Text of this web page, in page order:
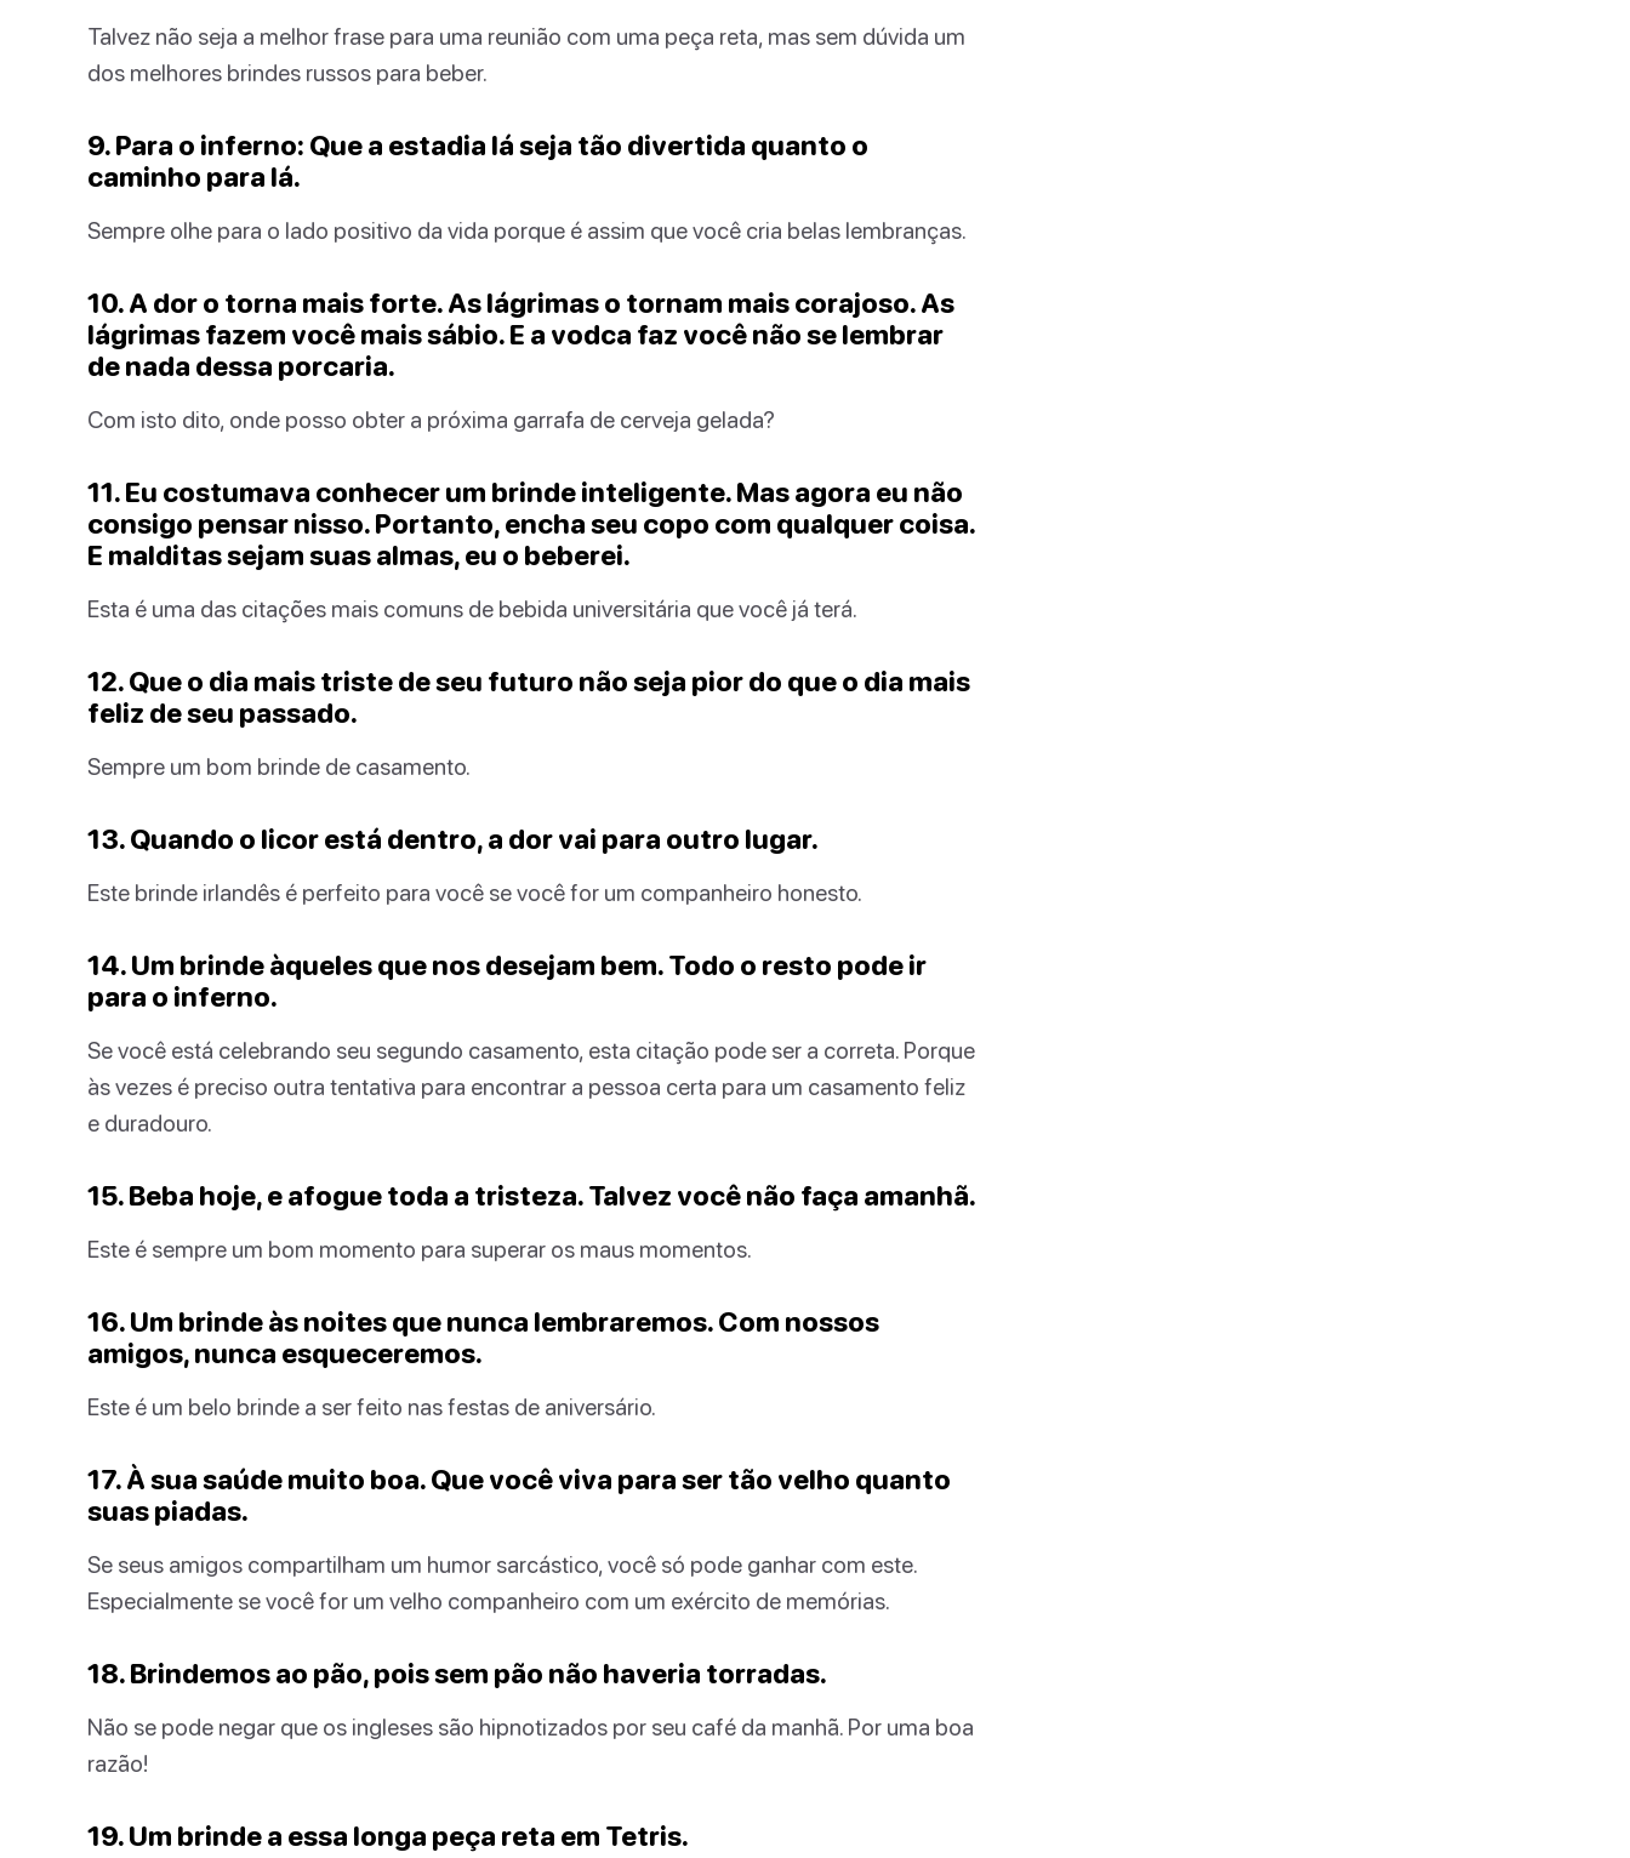
Talvez não seja a melhor frase para uma reunião com uma peça reta, mas sem dúvida um
dos melhores brindes russos para beber.
9. Para o inferno: Que a estadia lá seja tão divertida quanto o
caminho para lá.
Sempre olhe para o lado positivo da vida porque é assim que você cria belas lembranças.
10. A dor o torna mais forte. As lágrimas o tornam mais corajoso. As
lágrimas fazem você mais sábio. E a vodca faz você não se lembrar
de nada dessa porcaria.
Com isto dito, onde posso obter a próxima garrafa de cerveja gelada?
11. Eu costumava conhecer um brinde inteligente. Mas agora eu não
consigo pensar nisso. Portanto, encha seu copo com qualquer coisa.
E malditas sejam suas almas, eu o beberei.
Esta é uma das citações mais comuns de bebida universitária que você já terá.
12. Que o dia mais triste de seu futuro não seja pior do que o dia mais
feliz de seu passado.
Sempre um bom brinde de casamento.
13. Quando o licor está dentro, a dor vai para outro lugar.
Este brinde irlandês é perfeito para você se você for um companheiro honesto.
14. Um brinde àqueles que nos desejam bem. Todo o resto pode ir
para o inferno.
Se você está celebrando seu segundo casamento, esta citação pode ser a correta. Porque
às vezes é preciso outra tentativa para encontrar a pessoa certa para um casamento feliz
e duradouro.
15. Beba hoje, e afogue toda a tristeza. Talvez você não faça amanhã.
Este é sempre um bom momento para superar os maus momentos.
16. Um brinde às noites que nunca lembraremos. Com nossos
amigos, nunca esqueceremos.
Este é um belo brinde a ser feito nas festas de aniversário.
17. À sua saúde muito boa. Que você viva para ser tão velho quanto
suas piadas.
Se seus amigos compartilham um humor sarcástico, você só pode ganhar com este.
Especialmente se você for um velho companheiro com um exército de memórias.
18. Brindemos ao pão, pois sem pão não haveria torradas.
Não se pode negar que os ingleses são hipnotizados por seu café da manhã. Por uma boa
razão!
19. Um brinde a essa longa peça reta em Tetris.